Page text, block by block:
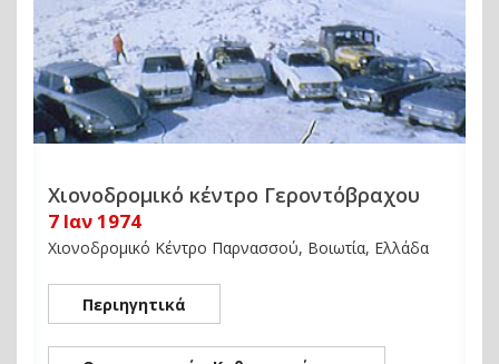
Χιονοδρομικό κέντρο Γεροντόβραχου
7 Ιαν 1974
Χιονοδρομικό Κέντρο Παρνασσού, Βοιωτία, Ελλάδα
Περιηγητικά